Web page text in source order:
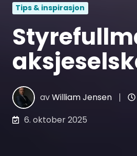
Tips & inspirasjon
avWilliam Jensen
6. oktober 2025